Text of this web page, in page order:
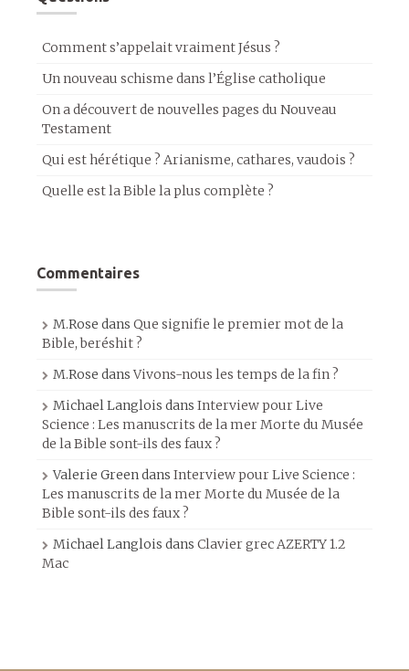
Comment s’appelait vraiment Jésus ?
Un nouveau schisme dans l’Église catholique
On a découvert de nouvelles pages du Nouveau
Testament
Qui est hérétique ? Arianisme, cathares, vaudois ?
Quelle est la Bible la plus complète ?
Commentaires
M.Rose dans Que signifie le premier mot de la
Bible, beréshit ?
M.Rose dansVivons-nous les temps de la fin ?
Michael Langlois dans Interview pour Live
Science : Les manuscrits de la mer Morte du Musée
de la Bible sont-ils des faux ?
Valerie Greendans Interview pour Live Science :
Les manuscrits de la mer Morte du Musée de la
Bible sont-ils des faux ?
Michael Langlois dans Clavier grec AZERTY 1.2
Mac